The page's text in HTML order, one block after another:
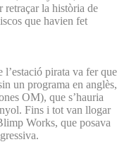
retraçar la història de
que havien fet
l’estació pirata va fer que
un programa en anglès,
OM), que s’hauria
Fins i tot van llogar
Works, que posava